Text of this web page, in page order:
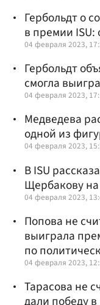
Гербольдт о
в премии ISU:
04 февраля 2023,
Гербольдт
смогла
04 февраля 2023,
Медведева
одной из
04 февраля 2023,
В ISU
Щербакову
04 февраля 2023,
Попова не
выиграла
по
04 февраля 2023,
Тарасова не
дали победу